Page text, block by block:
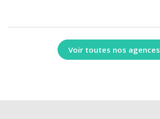
Voir toutes nos agences